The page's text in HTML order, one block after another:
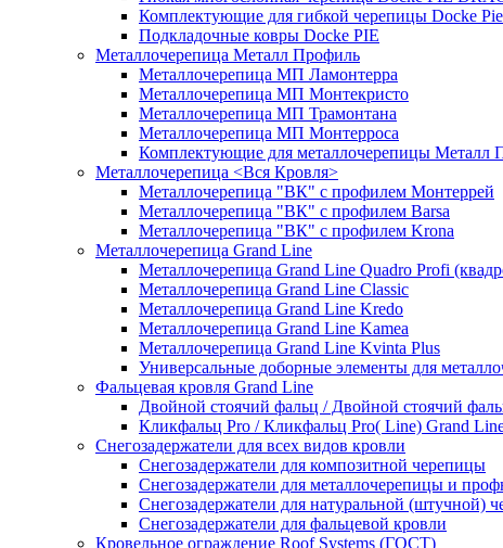
Комплектующие для гибкой черепицы Docke Pie
Подкладочные ковры Docke PIE
Металлочерепица Металл Профиль
Металлочерепица МП Ламонтерра
Металлочерепица МП Монтекристо
Металлочерепица МП Трамонтана
Металлочерепица МП Монтерроса
Комплектующие для металлочерепицы Металл
Металлочерепица <Вся Кровля>
Металлочерепица "ВК" с профилем Монтеррей
Металлочерепица "ВК" с профилем Barsa
Металлочерепица "ВК" с профилем Krona
Металлочерепица Grand Line
Металлочерепица Grand Line Quadro Profi
Металлочерепица Grand Line Classic
Металлочерепица Grand Line Kredo
Металлочерепица Grand Line Kamea
Металлочерепица Grand Line Kvinta Plus
Универсальные доборные элементы для
Фальцевая кровля Grand Line
Двойной стоячий фальц / Двойной стоячий
Кликфальц Pro / Кликфальц Pro( Line) Grand
Снегозадержатели для всех видов кровли
Снегозадержатели для композитной черепицы
Снегозадержатели для металлочерепицы и
Снегозадержатели для натуральной (штучной)
Снегозадержатели для фальцевой кровли
Кровельное ограждение Roof Systems (ГОСТ)